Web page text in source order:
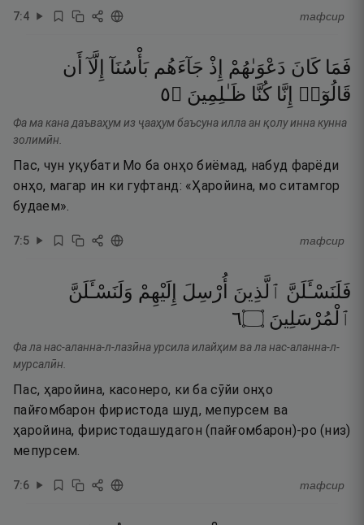
7:4 тафсир
فَمَا كَانَ دَعْوَىٰهُمْ إِذْ جَآءَهُم بَأْسُنَآ إِلَّآ
أَن
قَالُوٓا۟ إِنَّا كُنَّا ظَـٰلِمِينَ ۝٥
Фа ма кана даъваҳум из ҷааҳум баъсуна илла ан қолу инна кунна
золимӣн.
Пас, чун уқубати Мо ба онҳо биёмад, набуд фарёди
онҳо, магар ин ки гуфтанд: «Ҳаройина, мо ситамгор
будаем».
7:5 тафсир
فَلَنَسْـَٔلَنَّ ٱلَّذِينَ أُرْسِلَ إِلَيْهِمْ وَلَنَسْـَٔلَنَّ
ٱلْمُرْسَلِينَ ۝٦
Фа ла нас-аланна-л-лазӣна урсила илайҳим ва ла нас-аланна-л-
мурсалӣн.
Пас, ҳаройина, касонеро, ки ба сӯйи онҳо
пайғомбарон фиристода шуд, мепурсем ва
ҳаройина, фиристодашудагон (пайғомбарон)-ро (низ)
мепурсем.
7:6 тафсир